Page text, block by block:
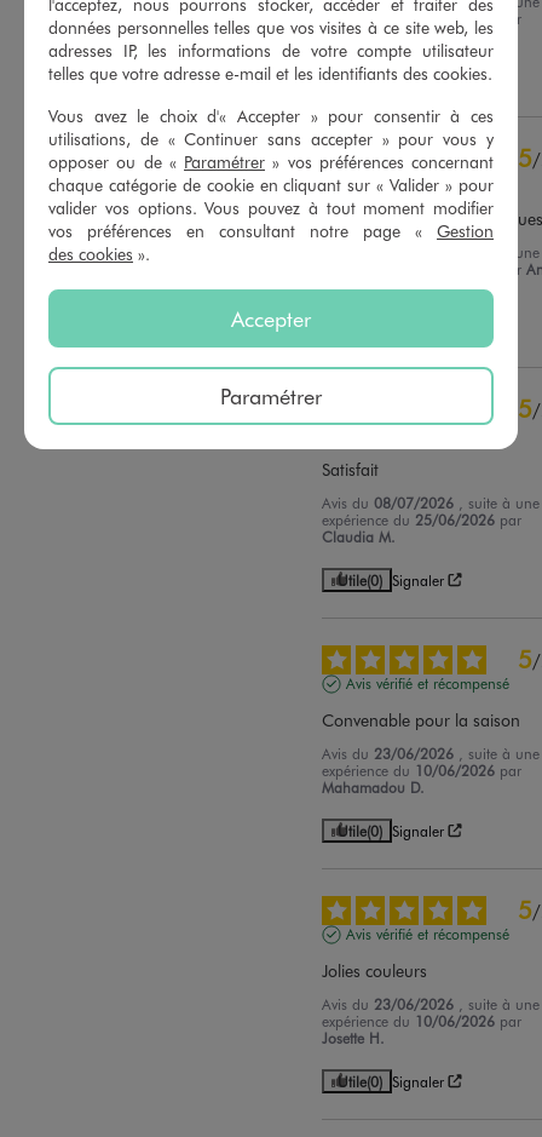
Basé sur11 avis soumis à un
contrôle
Voir tous les avis sur ce site
4étoiles
1
3étoiles
0
2étoiles
0
étoile
Trier les avis
expérience du20/07/2026
par
Chantal H.
Utile(0) Signaler
5/
Avis vérifié et récompensé
Les couleurs sont
, suite à une
par
B.
5/
Satisfait
Avis du08/07/2026
, suite à une
expérience du 25/06/2026 par
Claudia M.
Utile(0) Signaler
5/
Avis vérifié et récompensé
Convenable pour la saison
Avis du 23/06/2026
, suite à une
expérience du 10/06/2026 par
Mahamadou D.
Utile(0) Signaler
5/
Avis vérifié et récompensé
Jolies couleurs
Avis du 23/06/2026
, suite à une
expérience du 10/06/2026 par
Josette H.
Utile(0) Signaler
données personnelles telles que vos visites à ce site web, les
adresses IP, les informations de votre compte utilisateur
telles que votre adresse e-mail et les identifiants des cookies.
Vous avez le choix d'« Accepter » pour consentir à ces
utilisations, de « Continuer sans accepter » pour vous y
opposer ou de « Paramétrer » vos préférences concernant
chaque catégorie de cookie en cliquant sur « Valider » pour
valider vos options. Vous pouvez à tout moment modifier
vos préférences en consultant notre page « Gestion
des cookies ».
Accepter
Paramétrer